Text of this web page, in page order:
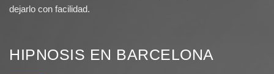
dejarlo con facilidad.
HIPNOSIS EN BARCELONA